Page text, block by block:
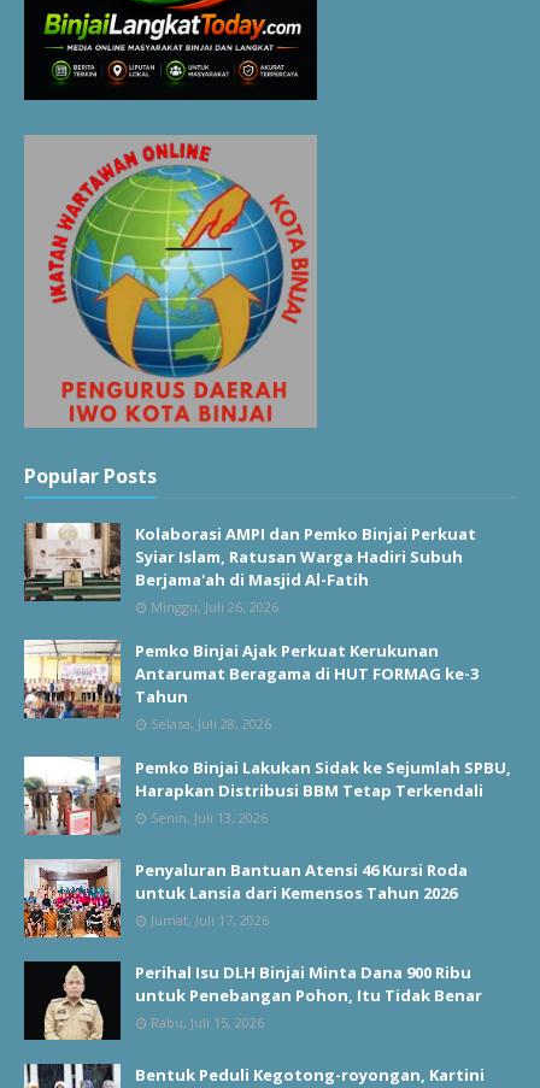
Popular Posts
Kolaborasi AMPI dan Pemko Binjai Perkuat
Syiar Islam, Ratusan Warga Hadiri Subuh
Berjama'ah di Masjid Al-Fatih
Minggu, Juli 26, 2026
Pemko Binjai Ajak Perkuat Kerukunan
Antarumat Beragama di HUT FORMAG ke-3
Tahun
Selasa, Juli 28, 2026
Pemko Binjai Lakukan Sidak ke Sejumlah SPBU,
Harapkan Distribusi BBM Tetap Terkendali
Senin, Juli 13, 2026
Penyaluran Bantuan Atensi 46 Kursi Roda
untuk Lansia dari Kemensos Tahun 2026
Jumat, Juli 17, 2026
Perihal Isu DLH Binjai Minta Dana 900 Ribu
untuk Penebangan Pohon, Itu Tidak Benar
Rabu, Juli 15, 2026
Bentuk Peduli Kegotong-royongan, Kartini